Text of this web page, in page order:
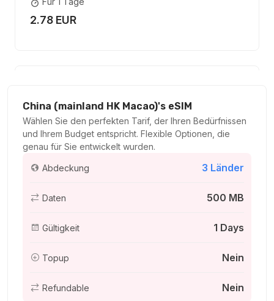
2.78 EUR
Für 1 Tage
4.34 EUR
Für 15 Tage
China (mainland HK Macao) 3GB/Day
China (mainland HK Macao)'s eSIM
Wählen Sie den perfekten Tarif, der Ihren Bedürfnissen
und Ihrem Budget entspricht. Flexible Optionen, die
genau für Sie entwickelt wurden.
Abdeckung 3 Länder
Daten 500 MB
Gültigkeit 1 Days
Topup Nein
Refundable Nein